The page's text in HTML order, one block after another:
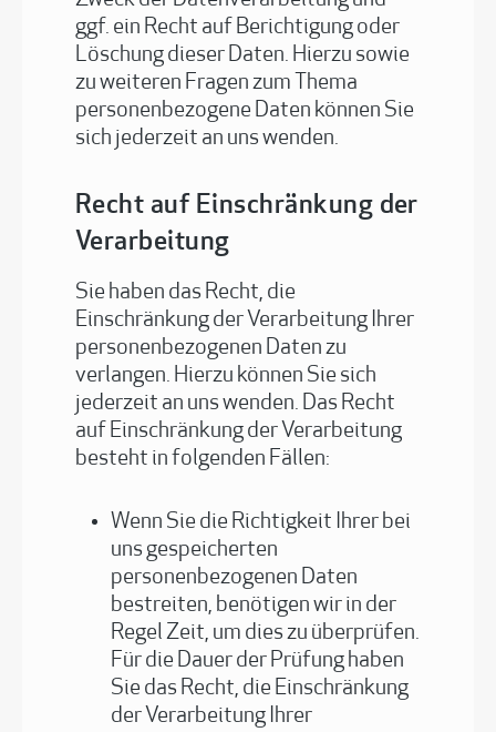
ggf. ein Recht auf Berichtigung oder
Löschung dieser Daten. Hierzu sowie
zu weiteren Fragen zum Thema
personenbezogene Daten können Sie
sich jederzeit an uns wenden.
Recht auf Einschränkung der
Verarbeitung
Sie haben das Recht, die
Einschränkung der Verarbeitung Ihrer
personenbezogenen Daten zu
verlangen. Hierzu können Sie sich
jederzeit an uns wenden. Das Recht
auf Einschränkung der Verarbeitung
besteht in folgenden Fällen:
Wenn Sie die Richtigkeit Ihrer bei
uns gespeicherten
personenbezogenen Daten
bestreiten, benötigen wir in der
Regel Zeit, um dies zu überprüfen.
Für die Dauer der Prüfung haben
Sie das Recht, die Einschränkung
der Verarbeitung Ihrer